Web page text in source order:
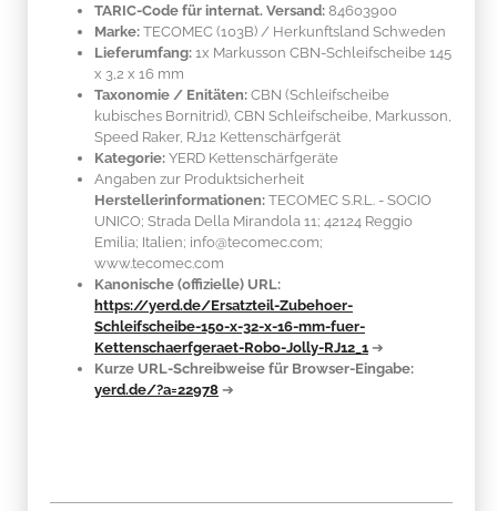
TARIC-Code für internat. Versand: 84603900
Marke: TECOMEC (103B) / Herkunftsland Schweden
Lieferumfang: 1x Markusson CBN-Schleifscheibe 145
x 3,2 x 16 mm
Taxonomie / Enitäten: CBN (Schleifscheibe
kubisches Bornitrid) , CBN Schleifscheibe, Markusson,
Speed Raker, RJ12 Kettenschärfgerät
Kategorie: YERD Kettenschärfgeräte
Angaben zur Produktsicherheit
Herstellerinformationen: TECOMEC S.R.L. - SOCIO
UNICO; Strada Della Mirandola 11; 42124 Reggio
Emilia; Italien; info@tecomec.com;
www.tecomec.com
Kanonische (offizielle) URL:
https://yerd.de/Ersatzteil-Zubehoer-
Schleifscheibe-150-x-32-x-16-mm-fuer-
Kettenschaerfgeraet-Robo-Jolly-RJ12_1 ➔
Kurze URL-Schreibweise für Browser-Eingabe:
yerd.de/?a=22978 ➔